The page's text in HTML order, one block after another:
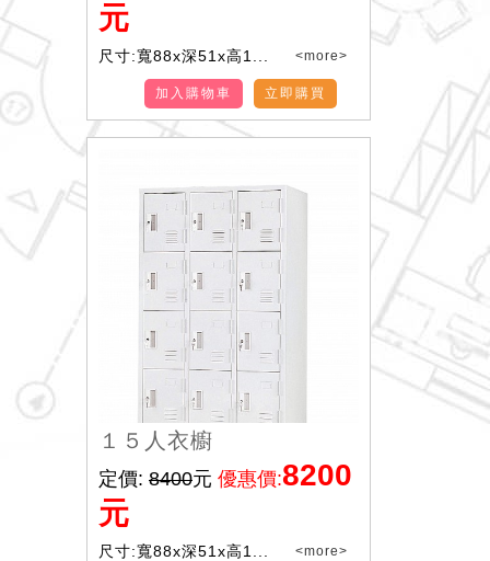
元
尺寸:寬88x深51x高1... <more>
立即購買
加入購物車
１５人衣櫥
定價: 8400元 優惠價:8200
元
尺寸:寬88x深51x高1... <more>